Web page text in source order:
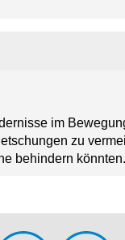
im
zu
behindern könnten.